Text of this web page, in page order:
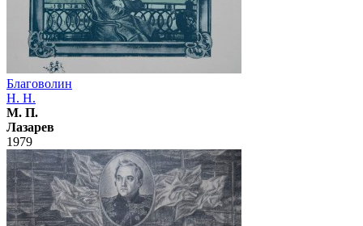
Благоволин
Н. Н.
М. П.
Лазарев
1979